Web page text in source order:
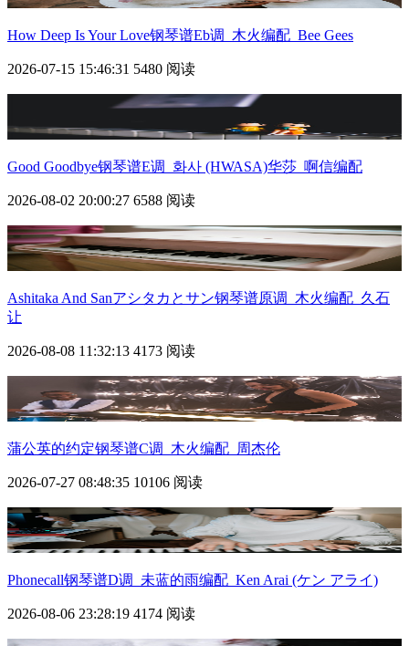
How Deep Is Your Love钢琴谱Eb调_木火编配_Bee Gees
2026-07-15 15:46:31 5480 阅读
Good Goodbye钢琴谱E调_화사 (HWASA)华莎_啊信编配
2026-08-02 20:00:27 6588 阅读
Ashitaka And Sanアシタカとサン钢琴谱原调_木火编配_久石
让
2026-08-08 11:32:13 4173 阅读
蒲公英的约定钢琴谱C调_木火编配_周杰伦
2026-07-27 08:48:35 10106 阅读
Phonecall钢琴谱D调_未蓝的雨编配_Ken Arai (ケン アライ)
2026-08-06 23:28:19 4174 阅读